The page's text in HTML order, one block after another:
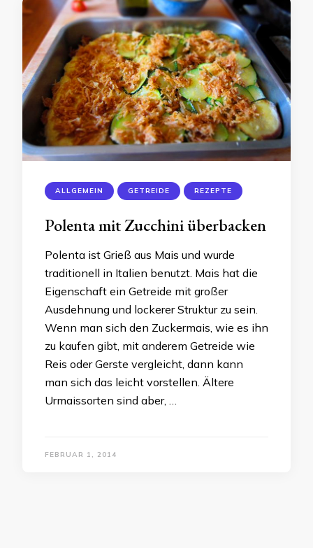
ALLGEMEIN GETREIDE REZEPTE
Polenta mit Zucchini überbacken
Polenta ist Grieß aus Mais und wurde
traditionell in Italien benutzt. Mais hat die
Eigenschaft ein Getreide mit großer
Ausdehnung und lockerer Struktur zu sein.
Wenn man sich den Zuckermais, wie es ihn
zu kaufen gibt, mit anderem Getreide wie
Reis oder Gerste vergleicht, dann kann
man sich das leicht vorstellen. Ältere
Urmaissorten sind aber, …
FEBRUAR 1, 2014